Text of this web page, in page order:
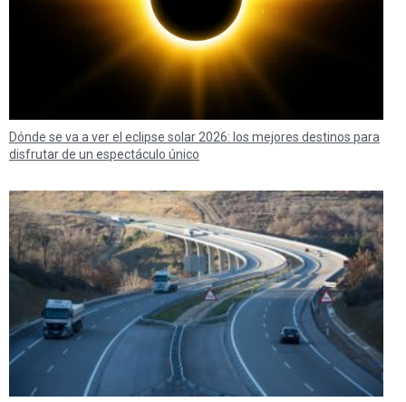
Dónde se va a ver el eclipse solar 2026: los mejores destinos para
disfrutar de un espectáculo único